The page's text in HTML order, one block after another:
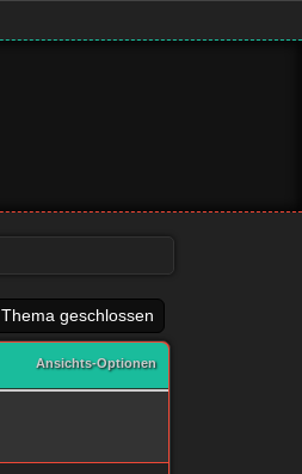
Thema geschlossen
Ansichts-Optionen